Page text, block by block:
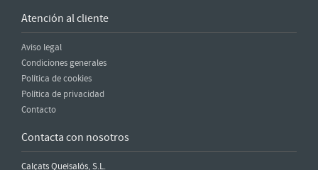
Atención al cliente
Aviso legal
Condiciones generales
Política de cookies
Política de privacidad
Contacto
Contacta con nosotros
Calçats Queisalós, S.L.